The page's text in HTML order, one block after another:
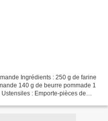
Ingrédients : 250 g de farine
140 g de beurre pommade 1
: Emporte-pièces de